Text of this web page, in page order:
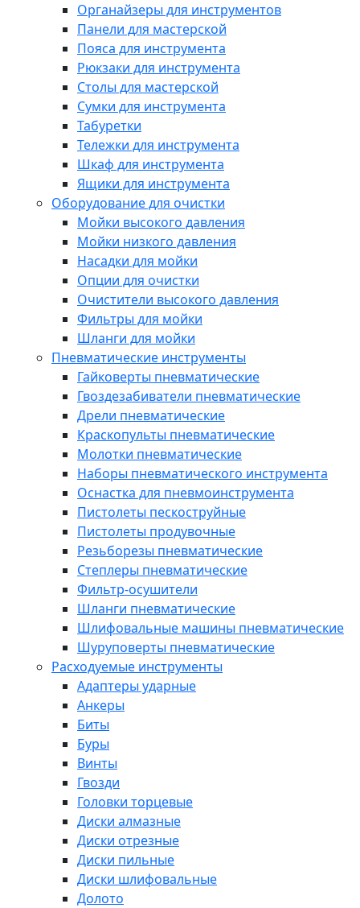
Органайзеры для инструментов
Панели для мастерской
Пояса для инструмента
Рюкзаки для инструмента
Столы для мастерской
Сумки для инструмента
Табуретки
Тележки для инструмента
Шкаф для инструмента
Ящики для инструмента
Оборудование для очистки
Мойки высокого давления
Мойки низкого давления
Насадки для мойки
Опции для очистки
Очистители высокого давления
Фильтры для мойки
Шланги для мойки
Пневматические инструменты
Гайковерты пневматические
Гвоздезабиватели пневматические
Дрели пневматические
Краскопульты пневматические
Молотки пневматические
Наборы пневматического инструмента
Оснастка для пневмоинструмента
Пистолеты пескоструйные
Пистолеты продувочные
Резьборезы пневматические
Степлеры пневматические
Фильтр-осушители
Шланги пневматические
Шлифовальные машины пневматические
Шуруповерты пневматические
Расходуемые инструменты
Адаптеры ударные
Анкеры
Биты
Буры
Винты
Гвозди
Головки торцевые
Диски алмазные
Диски отрезные
Диски пильные
Диски шлифовальные
Долото